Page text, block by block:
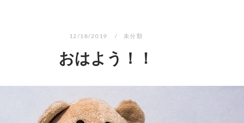
12/18/2019 未分類
おはよう！！